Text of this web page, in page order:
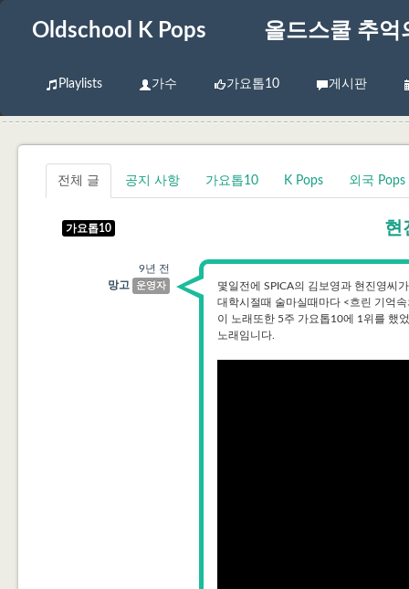
Oldschool K Pops 올드스쿨 추억
Playlists 가수 가요톱10 게시판
전체 글 공지 사항 가요톱10 K Pops 외국 Pops
가요톱10 현
9년 전
망고
운영자
몇일전에 SPICA의 김보영과 현진영씨
대학시절때 술마실때마다 <흐린 기억
이 노래또한 5주 가요톱10에 1위를 했
노래임니다.